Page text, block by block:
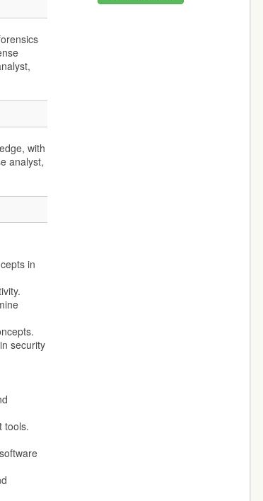
with
analyst,
in
security
tools.